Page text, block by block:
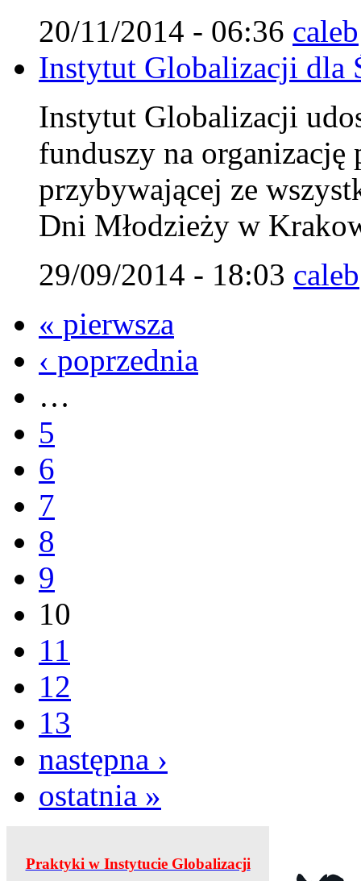
20/11/2014 - 06:36 caleb
Instytut Globalizacji dla
Instytut Globalizacji
funduszy na organizację
przybywającej ze
Dni Młodzieży w
29/09/2014 - 18:03 caleb
« pierwsza
‹ poprzednia
…
5
6
7
8
9
10
11
12
13
następna ›
ostatnia »
Praktyki w Instytucie Globalizacji